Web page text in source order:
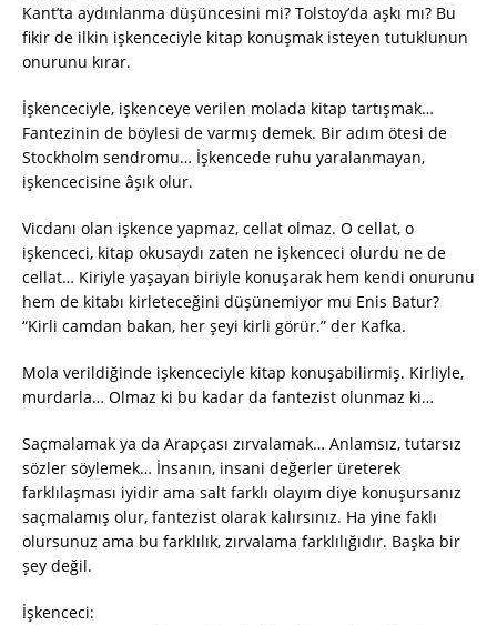
Kant’ta aydınlanma düşüncesini mi? Tolstoy’da aşkı mı? Bu
fikir de ilkin işkenceciyle kitap konuşmak isteyen tutuklunun
onurunu kırar.
İşkenceciyle, işkenceye verilen molada kitap tartışmak…
Fantezinin de böylesi de varmış demek. Bir adım ötesi de
Stockholm sendromu… İşkencede ruhu yaralanmayan,
işkencecisine âşık olur.
Vicdanı olan işkence yapmaz, cellat olmaz. O cellat, o
işkenceci, kitap okusaydı zaten ne işkenceci olurdu ne de
cellat… Kiriyle yaşayan biriyle konuşarak hem kendi onurunu
hem de kitabı kirleteceğini düşünemiyor mu Enis Batur?
“Kirli camdan bakan, her şeyi kirli görür.” der Kafka.
Mola verildiğinde işkenceciyle kitap konuşabilirmiş. Kirliyle,
murdarla… Olmaz ki bu kadar da fantezist olunmaz ki…
Saçmalamak ya da Arapçası zırvalamak… Anlamsız, tutarsız
sözler söylemek… İnsanın, insani değerler üreterek
farklılaşması iyidir ama salt farklı olayım diye konuşursanız
saçmalamış olur, fantezist olarak kalırsınız. Ha yine faklı
olursunuz ama bu farklılık, zırvalama farklılığıdır. Başka bir
şey değil.
İşkenceci: